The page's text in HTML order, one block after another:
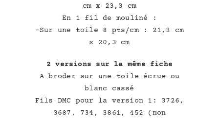
cm x 23,3 cm
En 1 fil de mouliné :
-Sur une toile 8 pts/cm : 21,3 cm
x 20,3 cm
2 versions sur la même fiche
A broder sur une toile écrue ou
blanc cassé
Fils DMC pour la version 1: 3726,
3687, 734, 3861, 452 (non